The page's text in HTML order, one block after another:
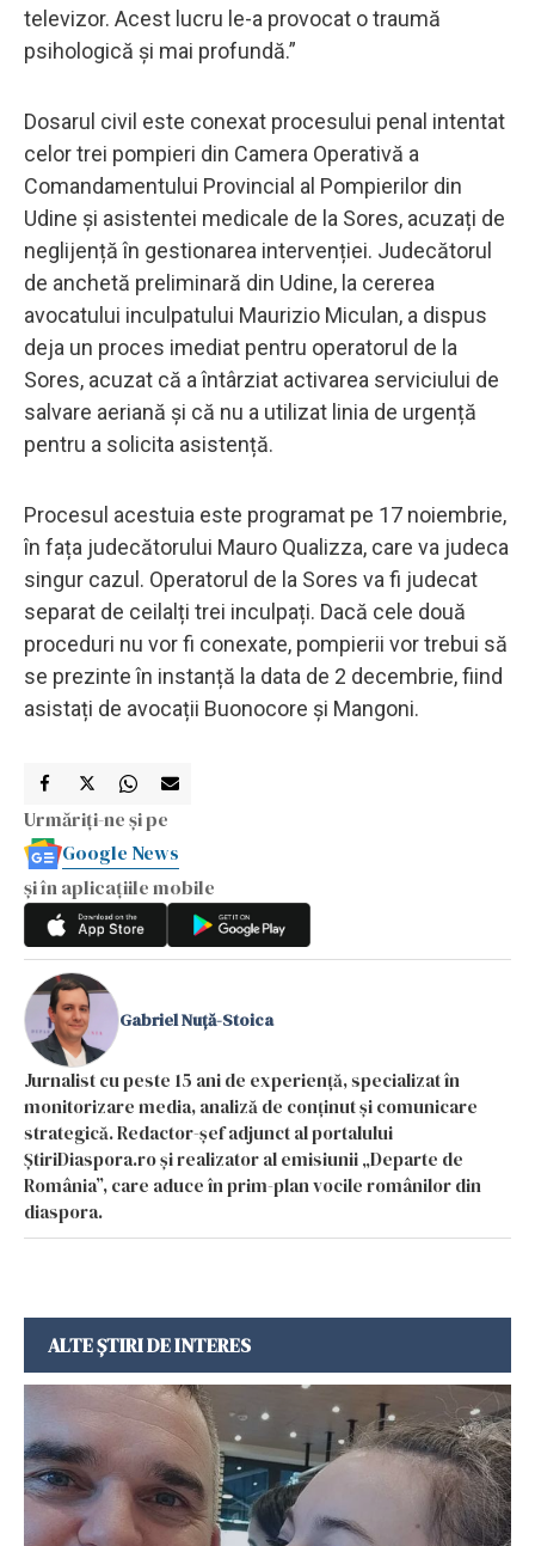
televizor. Acest lucru le-a provocat o traumă
psihologică și mai profundă.”
Dosarul civil este conexat procesului penal intentat
celor trei pompieri din Camera Operativă a
Comandamentului Provincial al Pompierilor din
Udine și asistentei medicale de la Sores, acuzați de
neglijență în gestionarea intervenției. Judecătorul
de anchetă preliminară din Udine, la cererea
avocatului inculpatului Maurizio Miculan, a dispus
deja un proces imediat pentru operatorul de la
Sores, acuzat că a întârziat activarea serviciului de
salvare aeriană și că nu a utilizat linia de urgență
pentru a solicita asistență.
Procesul acestuia este programat pe 17 noiembrie,
în fața judecătorului Mauro Qualizza, care va judeca
singur cazul. Operatorul de la Sores va fi judecat
separat de ceilalți trei inculpați. Dacă cele două
proceduri nu vor fi conexate, pompierii vor trebui să
se prezinte în instanță la data de 2 decembrie, fiind
asistați de avocații Buonocore și Mangoni.
Urmăriți-ne și pe
Google News
și în aplicațiile mobile
Gabriel Nuță-Stoica
Jurnalist cu peste 15 ani de experiență, specializat în
monitorizare media, analiză de conținut și comunicare
strategică. Redactor-șef adjunct al portalului
ȘtiriDiaspora.ro și realizator al emisiunii „Departe de
România”, care aduce în prim-plan vocile românilor din
diaspora.
ALTE ȘTIRI DE INTERES